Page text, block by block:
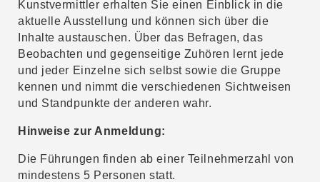
Kunstvermittler erhalten Sie einen Einblick in die
aktuelle Ausstellung und können sich über die
Inhalte austauschen. Über das Befragen, das
Beobachten und gegenseitige Zuhören lernt jede
und jeder Einzelne sich selbst sowie die Gruppe
kennen und nimmt die verschiedenen Sichtweisen
und Standpunkte der anderen wahr.
Hinweise zur Anmeldung:
Die Führungen finden ab einer Teilnehmerzahl von
mindestens 5 Personen statt.